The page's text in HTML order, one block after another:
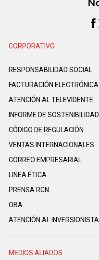
CORPORATIVO
RESPONSABILIDAD SOCIAL
FACTURACIÓN ELECTRÓNICA
ATENCIÓN AL TELEVIDENTE
INFORME DE SOSTENIBILIDAD
CÓDIGO DE REGULACIÓN
VENTAS INTERNACIONALES
CORREO EMPRESARIAL
LINEA ÉTICA
PRENSA RCN
OBA
ATENCIÓN AL INVERSIONISTA
MEDIOS ALIADOS